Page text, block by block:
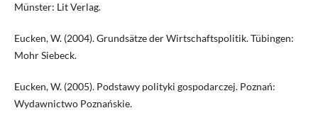
Münster: Lit Verlag.
Eucken, W. (2004). Grundsätze der Wirtschaftspolitik. Tübingen:
Mohr Siebeck.
Eucken, W. (2005). Podstawy polityki gospodarczej. Poznań:
Wydawnictwo Poznańskie.